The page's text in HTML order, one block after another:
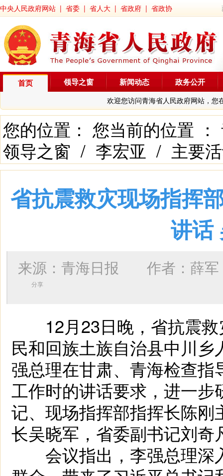
中央人民政府网站 | 省委 | 省人大 | 省政府 | 省政协
首页
欢迎您访问青海省人民政府网站，您
领导之窗 新闻动态 政务公开
您的位置： 您当前的位置 ：
领导之窗 / 李宏亚 / 主要
省抗震救灾现场指挥
讲话
来源：青海日报 作者： 薛军
分享
12月23日晚，省抗震救
民和回族土族自治县中川
强总理在甘肃、青海检查
工作时的讲话要求，进一
记、现场指挥部指挥长陈
长吴晓军，省委副书记刘奇
会议指出，李强总理深